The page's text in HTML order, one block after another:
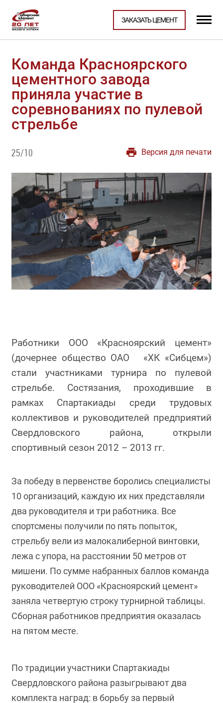
ЗАКАЗАТЬ ЦЕМЕНТ
Команда Красноярского
цементного завода
приняла участие в
соревнованиях по пулевой
стрельбе
25/10 Версия для печати
Работники ООО «Красноярский цемент»
(дочернее общество ОАО «ХК «Сибцем»)
стали участниками турнира по пулевой
стрельбе. Состязания, проходившие в
рамках Спартакиады среди трудовых
коллективов и руководителей предприятий
Свердловского района, открыли
спортивный сезон 2012 – 2013 гг.
За победу в первенстве боролись специалисты
10 организаций, каждую их них представляли
два руководителя и три работника. Все
спортсмены получили по пять попыток,
стрельбу вели из малокалиберной винтовки,
лежа с упора, на расстоянии 50 метров от
мишени. По сумме набранных баллов команда
руководителей ООО «Красноярский цемент»
заняла четвертую строку турнирной таблицы.
Сборная работников предприятия оказалась
на пятом месте.
По традиции участники Спартакиады
Свердловского района разыгрывают два
комплекта наград: в борьбу за первый